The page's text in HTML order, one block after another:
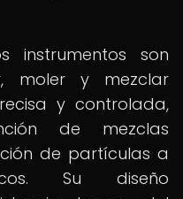
instrumentos son
moler y mezclar
y controlada,
de mezclas
de partículas a
Su diseño